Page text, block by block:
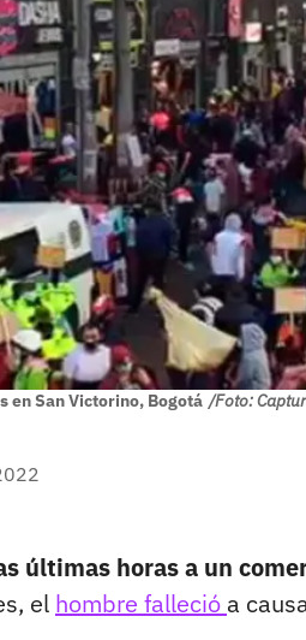
en San Victorino, Bogotá /Foto:
últimas horas a un
el hombre falleció a